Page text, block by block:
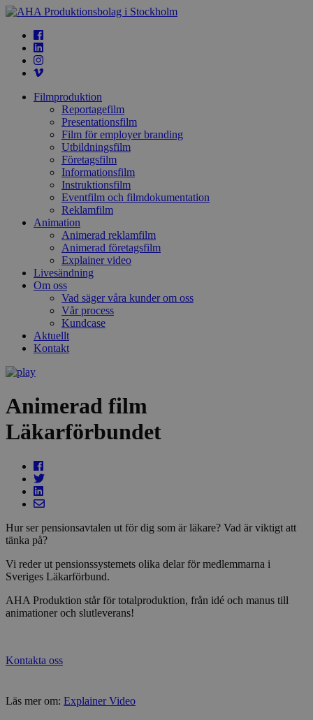
Filmproduktion
Reportagefilm
Presentationsfilm
Film för employer branding
Utbildningsfilm
Företagsfilm
Informationsfilm
Instruktionsfilm
Eventfilm och filmdokumentation
Reklamfilm
Animation
Animerad reklamfilm
Animerad företagsfilm
Explainer video
Livesändning
Om oss
Vad säger våra kunder om oss
Vår process
Kundcase
Aktuellt
Kontakt
Animerad film
Läkarförbundet
Hur ser pensionsavtalen ut för dig som är läkare? Vad är viktigt att
tänka på?
Vi reder ut pensionssystemets olika delar för medlemmarna i
Sveriges Läkarförbund.
AHA Produktion står för totalproduktion, från idé och manus till
animationer och slutleverans!
Kontakta oss
Läs mer om: Explainer Video